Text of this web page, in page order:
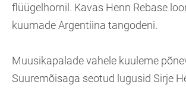
flüügelhornil. Kavas Henn Rebase
kuumade Argentiina tangodeni.
Muusikapalade vahele kuuleme
Suuremõisaga seotud lugusid Sirje